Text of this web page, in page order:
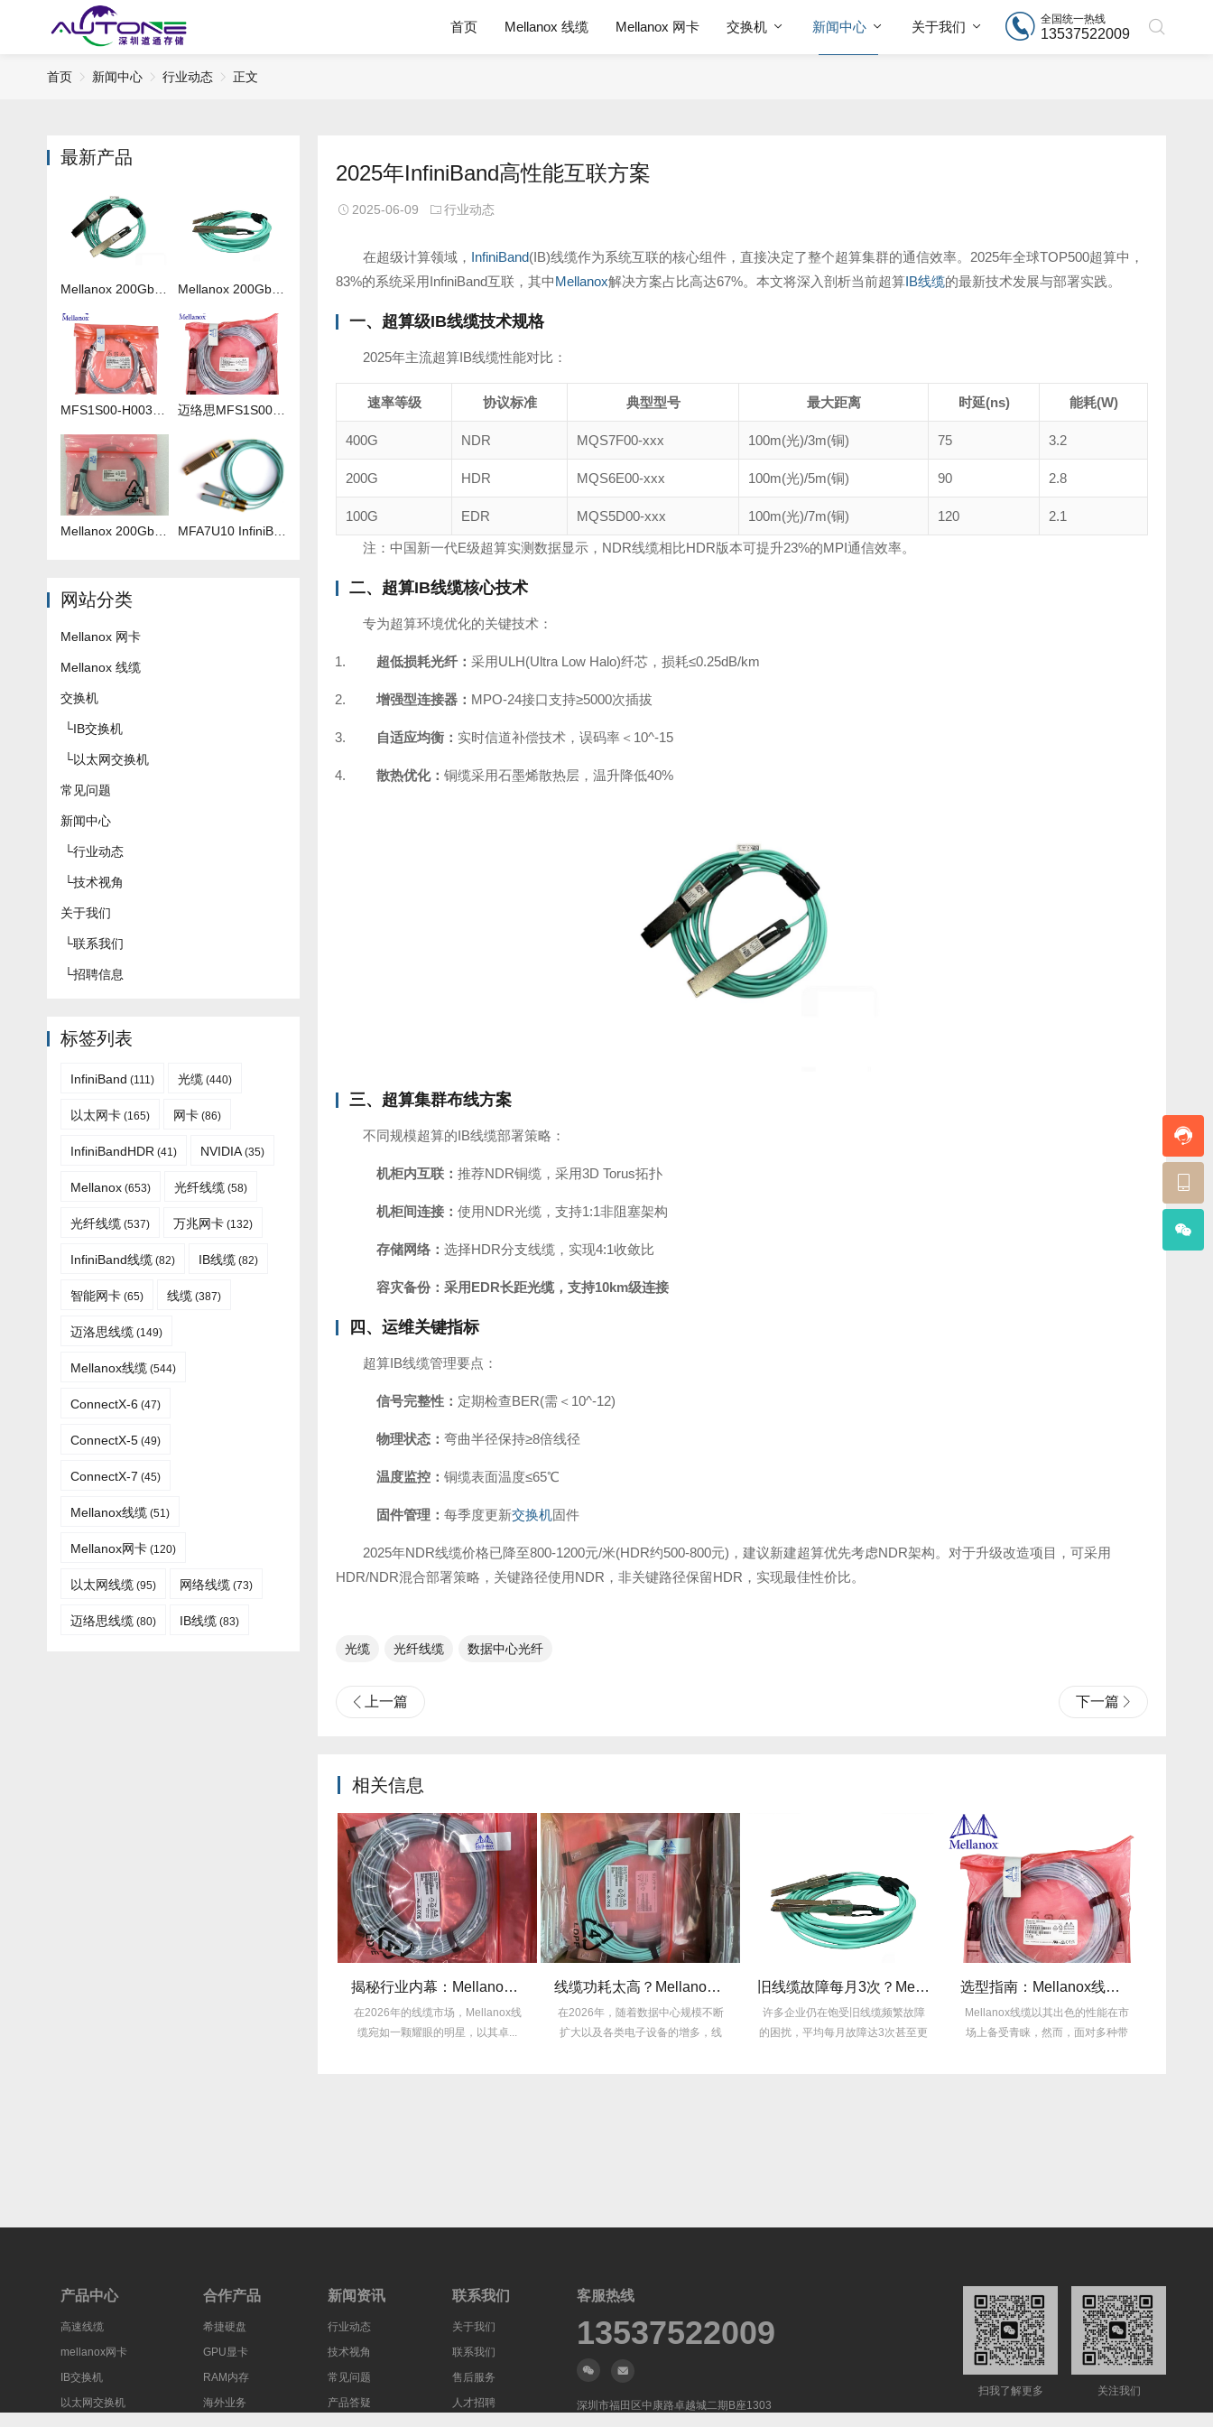
首页 Mellanox 线缆 Mellanox 网卡 交换机 新闻中心 关于我们
全国统一热线
13537522009
首页 新闻中心 行业动态 正文
2025年InfiniBand高性能互联方案
2025-06-09 行业动态
在超级计算领域， InfiniBand(IB)线缆作为系统互联的核心组件，直接决定了整个超算集群的通信效率。2025年全球TOP500超算中，
83%的系统采用InfiniBand互联，其中Mellanox解决方案占比高达67%。本文将深入剖析当前超算IB线缆的最新技术发展与部署实践。
一、超算级IB线缆技术规格
2025年主流超算IB线缆性能对比：
速率等级 协议标准 典型型号 最大距离 时延(ns) 能耗(W)
400G NDR MQS7F00-xxx 100m(光)/3m(铜) 75 3.2
200G HDR MQS6E00-xxx 100m(光)/5m(铜) 90 2.8
100G EDR MQS5D00-xxx 100m(光)/7m(铜) 120 2.1
注：中国新一代E级超算实测数据显示，NDR线缆相比HDR版本可提升23%的MPI通信效率。
二、超算IB线缆核心技术
专为超算环境优化的关键技术：
超低损耗光纤： 采用ULH(Ultra Low Halo)纤芯，损耗≤0.25dB/km
增强型连接器： MPO-24接口支持≥5000次插拔
自适应均衡： 实时信道补偿技术，误码率＜10^-15
散热优化： 铜缆采用石墨烯散热层，温升降低40%
三、超算集群布线方案
不同规模超算的IB线缆部署策略：
机柜内互联： 推荐NDR铜缆，采用3D Torus拓扑
机柜间连接： 使用NDR光缆，支持1:1非阻塞架构
存储网络： 选择HDR分支线缆，实现4:1收敛比
容灾备份：采用EDR长距光缆，支持10km级连接
四、运维关键指标
超算IB线缆管理要点：
信号完整性： 定期检查BER(需＜10^-12)
物理状态： 弯曲半径保持≥8倍线径
温度监控： 铜缆表面温度≤65℃
固件管理： 每季度更新交换机固件
2025年NDR线缆价格已降至800-1200元/米(HDR约500-800元)，建议新建超算优先考虑NDR架构。对于升级改造项目，可采用
HDR/NDR混合部署策略，关键路径使用NDR，非关键路径保留HDR，实现最佳性价比。
光缆 光纤线缆​ 数据中心光纤
上一篇 下一篇
相关信息
揭秘行业内幕：Mellanox线缆为何比同类产品耐用3倍？
在2026年的线缆市场，Mellanox线
缆宛如一颗耀眼的明星，以其卓...
线缆功耗太高？Mellanox线缆低功耗方案能省多少电费？
在2026年，随着数据中心规模不断
扩大以及各类电子设备的增多，线
旧线缆故障每月3次？Mellanox线缆全年零故障，太省心！
许多企业仍在饱受旧线缆频繁故障
的困扰，平均每月故障达3次甚至更
选型指南：Mellanox线缆带宽怎么选？看完这篇不纠结！
Mellanox线缆以其出色的性能在市
场上备受青睐，然而，面对多种带
Mellanox线缆凭借
特性，在众多线缆
最新产品
网站分类
Mellanox 网卡
Mellanox 线缆
交换机
└IB交换机
└以太网交换机
常见问题
新闻中心
└行业动态
└技术视角
关于我们
└联系我们
└招聘信息
标签列表
InfiniBand (111) 光缆 (440)
以太网卡 (165) 网卡 (86)
InfiniBandHDR (41) NVIDIA(35)
Mellanox (653) 光纤线缆 (58)
光纤线缆​ (537) 万兆网卡 (132)
InfiniBand线缆 (82) IB线缆 (82)
智能网卡 (65) 线缆 (387)
迈洛思线缆 (149)
Mellanox线缆 (544)
ConnectX-6 (47)
ConnectX-5 (49)
ConnectX-7 (45)
Mellanox线缆​ (51)
Mellanox网卡 (120)
以太网线缆 (95) 网络线缆 (73)
迈络思线缆 (80) IB线缆​ (83)
产品中心
高速线缆
mellanox网卡
IB交换机
以太网交换机
合作产品
希捷硬盘
GPU显卡
RAM内存
海外业务
新闻资讯
行业动态
技术视角
常见问题
产品答疑
联系我们
关于我们
联系我们
售后服务
人才招聘
客服热线
13537522009
深圳市福田区中康路卓越城二期B座1303
扫我了解更多 关注我们